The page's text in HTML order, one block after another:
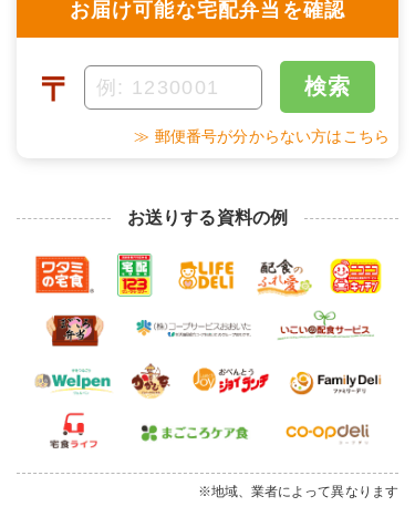
お届け可能な宅配弁当を確認
〒 検索
≫ 郵便番号が分からない方はこちら
お送りする資料の例
※地域、業者によって異なります